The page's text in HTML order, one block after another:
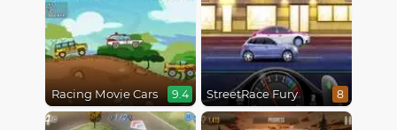
Racing Movie Cars 9.4 StreetRace Fury 8